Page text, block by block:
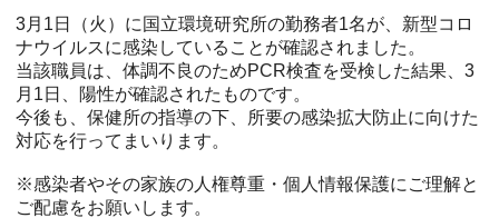
3月1日（火）に国立環境研究所の勤務者1名が、新型コロ
ナウイルスに感染していることが確認されました。
当該職員は、体調不良のためPCR検査を受検した結果、3
月1日、陽性が確認されたものです。
今後も、保健所の指導の下、所要の感染拡大防止に向けた
対応を行ってまいります。
※感染者やその家族の人権尊重・個人情報保護にご理解と
ご配慮をお願いします。